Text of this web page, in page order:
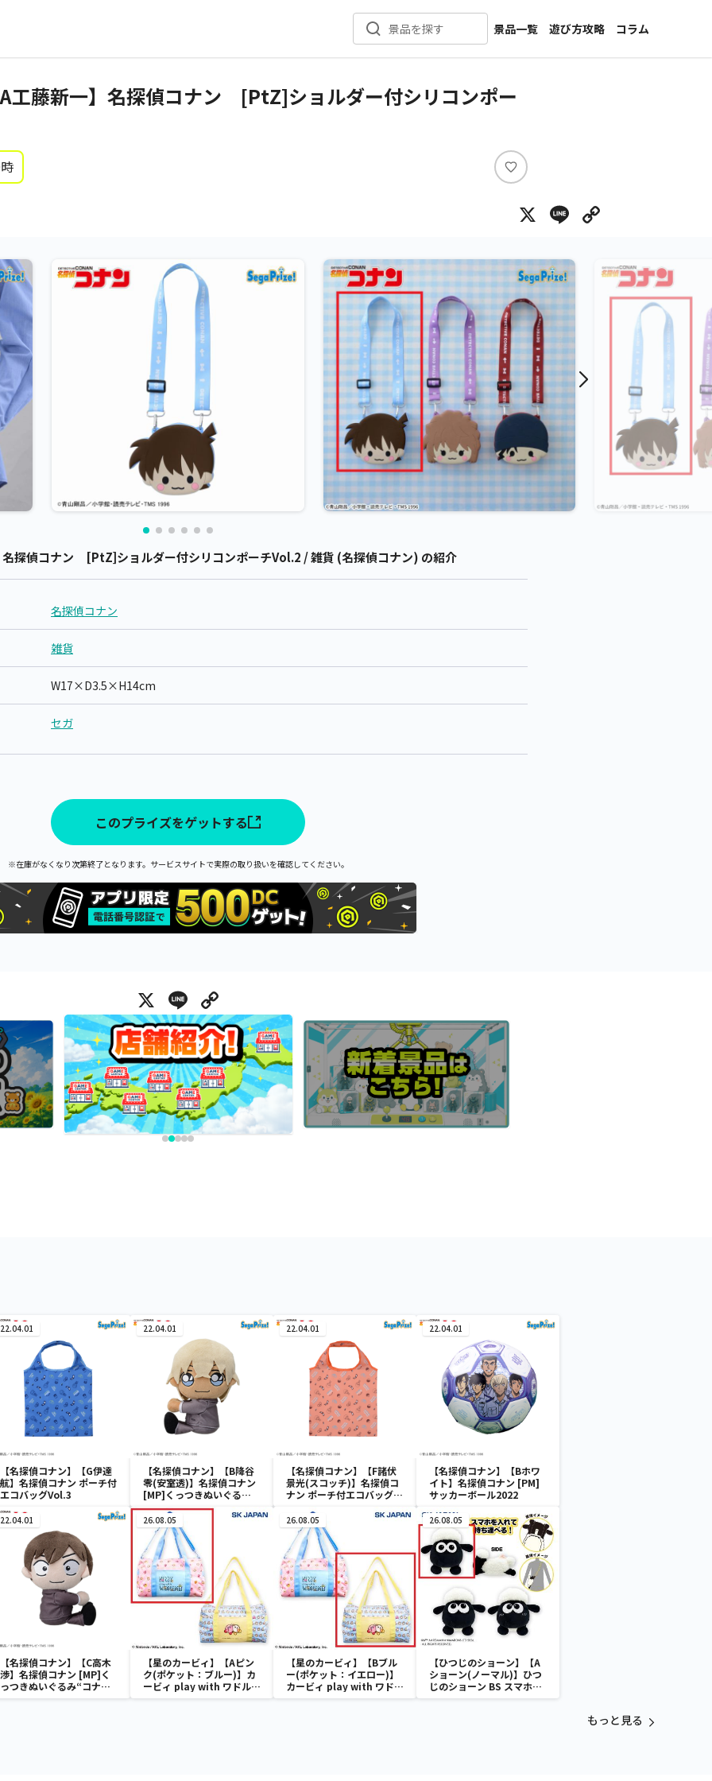
景品を探す
景品一覧
新着景品
カテゴリ一覧
遊び方攻略
コラム
インタビュー
工藤新一】名探偵コナン [PtZ]ショルダー付シリコンポー
い
ね
X Line
名探偵コナン [PtZ]ショルダー付シリコンポーチVol.2 / 雑貨 (名探偵コナン) の紹介
名探偵コナン
雑貨
W17×D3.5×H14cm
セガ
このプライズをゲットする
※在庫がなくなり次第終了となります。サービスサイトで実際の取り扱いを確認してください。
X Line
22.04.01
【名探偵コナン】【G伊達
航】名探偵コナン ポーチ付
エコバッグVol.3
22.04.01
【名探偵コナン】【B降谷
零(安室透)】名探偵コナン
[MP]くっつきぬいぐる
み“コナン&降谷&高木&佐
藤”
22.04.01
【名探偵コナン】【F諸伏
景光(スコッチ)】名探偵コ
ナン ポーチ付エコバッグ
22.04.01
【名探偵コナン】【Bホワ
イト】名探偵コナン [PM]
サッカーボール2022
22.04.01
【名探偵コナン】【C高木
渉】名探偵コナン [MP]く
っつきぬいぐるみ“コナン
&降谷&高木&佐藤”
26.08.05
【星のカービィ】【Aピン
ク(ポケット：ブルー)】カ
ービィ play with ワドルデ
ィ ボストンバッグ
26.08.05
【星のカービィ】【Bブル
ー(ポケット：イエロー)】
カービィ play with ワドル
ディ ボストンバッグ
26.08.05
【ひつじのショーン】【A
ショーン(ノーマル)】ひつ
じのショーン BS スマホシ
ョーンルダー
もっと見る